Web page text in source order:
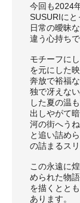
今回も2024
SUSURIに
日常の曖昧
違う心持ち
モチーフに
を元にした
奔放で裕福
独で冴えな
した夏の温
出しやがて
河の街へう
と追い詰め
の詰まるス
この永遠に
められた物
を描くとと
あります。